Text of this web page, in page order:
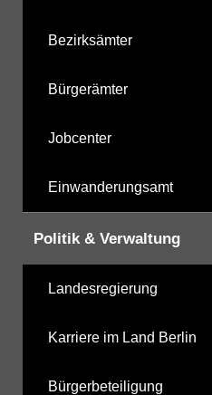
Bezirksämter
Bürgerämter
Jobcenter
Einwanderungsamt
Politik & Verwaltung
Landesregierung
Karriere im Land Berlin
Bürgerbeteiligung